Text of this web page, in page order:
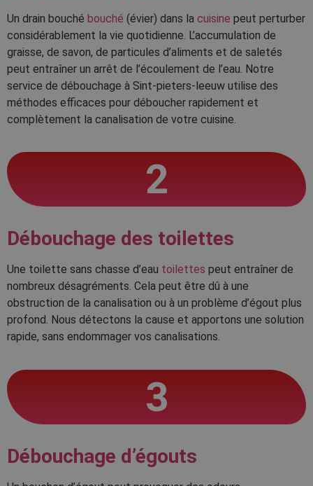
Un drain bouché bouché (évier) dans la cuisine peut perturber
considérablement la vie quotidienne. L’accumulation de
graisse, de savon, de particules d’aliments et de saletés
peut entraîner un arrêt de l’écoulement de l’eau. Notre
service de débouchage à Sint-pieters-leeuw utilise des
méthodes efficaces pour déboucher rapidement et
complètement la canalisation de votre cuisine.
2
Débouchage des toilettes
Une toilette sans chasse d’eau toilettes peut entraîner de
nombreux désagréments. Cela peut être dû à une
obstruction de la canalisation ou à un problème d’égout plus
profond. Nous détectons la cause et apportons une solution
rapide, sans endommager vos canalisations.
3
Débouchage d’égouts